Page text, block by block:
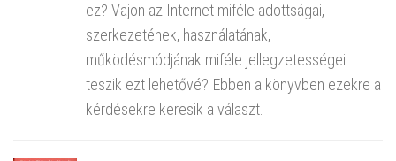
ez? Vajon az Internet miféle adottságai,
szerkezetének, használatának,
működésmódjának miféle jellegzetességei
teszik ezt lehetővé? Ebben a könyvben ezekre a
kérdésekre keresik a választ.